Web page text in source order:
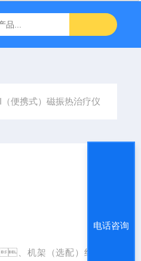
1000非接触眼压计 飞利
便携式）磁振热治疗仪
、机架（选配）组
电话咨询